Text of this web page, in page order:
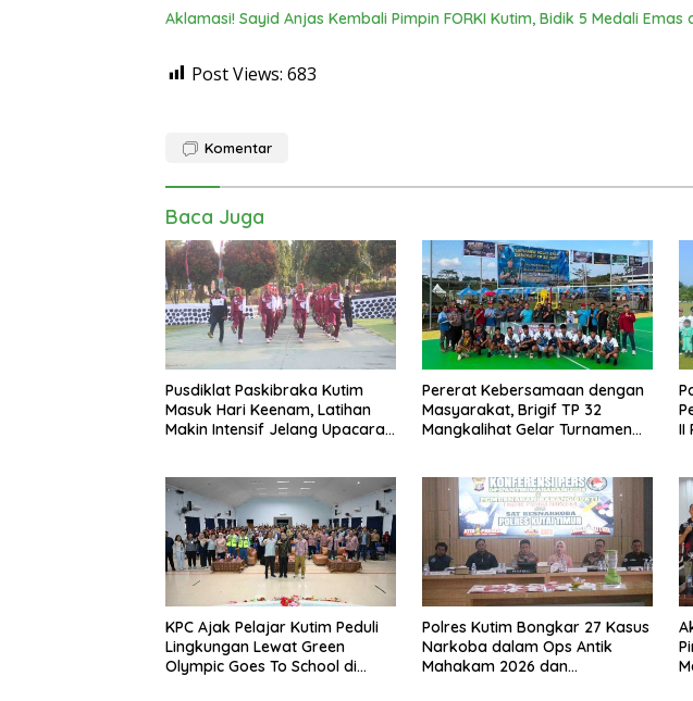
Aklamasi! Sayid Anjas Kembali Pimpin FORKI Kutim, Bidik 5 Medali Emas
Post Views: 683
Komentar
Baca Juga
Pusdiklat Paskibraka Kutim
Masuk Hari Keenam, Latihan
Makin Intensif Jelang Upacara
Pererat Kebersamaan dengan
Masyarakat, Brigif TP 32
Mangkalihat Gelar Turnamen
II
KPC Ajak Pelajar Kutim Peduli
Lingkungan Lewat Green
Olympic Goes To School di
Polres Kutim Bongkar 27 Kasus
Narkoba dalam Ops Antik
Mahakam 2026 dan